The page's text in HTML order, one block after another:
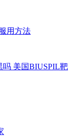
用方法
吗 美国BIUSPIL靶